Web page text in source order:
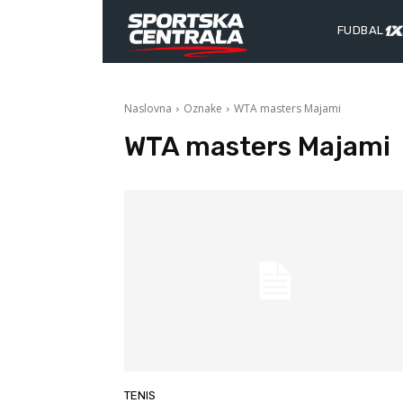
FUDBAL
Naslovna Oznake WTA masters Majami
WTA masters Majami
TENIS